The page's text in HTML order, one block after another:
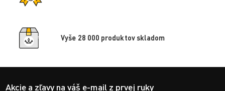
Vyše 28 000 produktov skladom
Akcie a zľavy na váš e-mail z prvej ruky